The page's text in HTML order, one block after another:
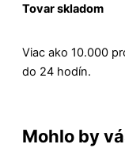
Tovar skladom
Viac ako 10.000
do 24 hodín.
Mohlo by